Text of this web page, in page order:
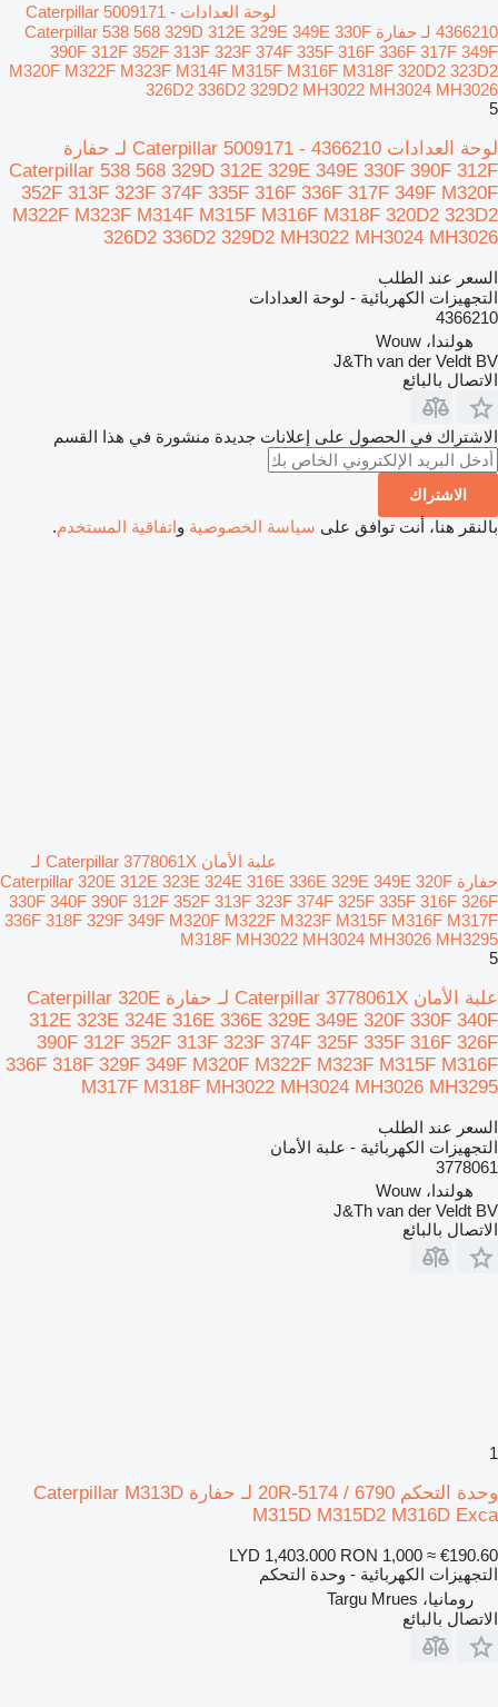
لوحة العدادات Caterpillar 5009171 -
4366210 لـ حفارة Caterpillar 538 568 329D 312E 329E 349E 330F
390F 312F 352F 313F 323F 374F 335F 316F 336F 317F 349F
M320F M322F M323F M314F M315F M316F M318F 320D2 323D2
326D2 336D2 329D2 MH3022 MH3024 MH3026
5
لوحة العدادات Caterpillar 5009171 - 4366210 لـ حفارة
Caterpillar 538 568 329D 312E 329E 349E 330F 390F 312F
352F 313F 323F 374F 335F 316F 336F 317F 349F M320F
M322F M323F M314F M315F M316F M318F 320D2 323D2
326D2 336D2 329D2 MH3022 MH3024 MH3026
السعر عند الطلب
التجهيزات الكهربائية - لوحة العدادات
4366210
هولندا، Wouw
J&Th van der Veldt BV
الاتصال بالبائع
الاشتراك في الحصول على إعلانات جديدة منشورة في هذا القسم
الاشتراك
بالنقر هنا، أنت توافق على سياسة الخصوصية واتفاقية المستخدم.
علبة الأمان Caterpillar 3778061X لـ
حفارة Caterpillar 320E 312E 323E 324E 316E 336E 329E 349E 320F
330F 340F 390F 312F 352F 313F 323F 374F 325F 335F 316F 326F
336F 318F 329F 349F M320F M322F M323F M315F M316F M317F
M318F MH3022 MH3024 MH3026 MH3295
5
علبة الأمان Caterpillar 3778061X لـ حفارة Caterpillar 320E
312E 323E 324E 316E 336E 329E 349E 320F 330F 340F
390F 312F 352F 313F 323F 374F 325F 335F 316F 326F
336F 318F 329F 349F M320F M322F M323F M315F M316F
M317F M318F MH3022 MH3024 MH3026 MH3295
السعر عند الطلب
التجهيزات الكهربائية - علبة الأمان
3778061
هولندا، Wouw
J&Th van der Veldt BV
الاتصال بالبائع
1
وحدة التحكم 6790 / 20R-5174 لـ حفارة Caterpillar M313D
M315D M315D2 M316D Exca
LYD 1,403.000 RON 1,000 ≈ €190.60
التجهيزات الكهربائية - وحدة التحكم
رومانيا، Targu Mrues
الاتصال بالبائع